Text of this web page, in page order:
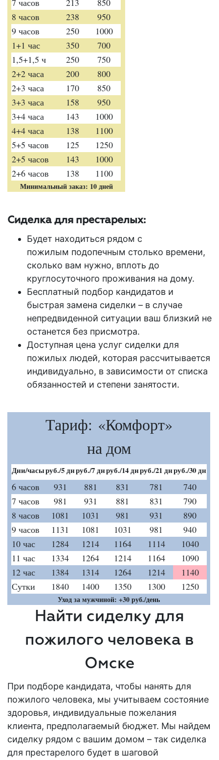
7 часов 213
850
8 часов
238
950
9 часов
250
1000
1+1 час
350
700
1,5+1,5 ч
250
750
2+2 часа
200
800
2+3 часа
170
850
3+3 часа
158
950
3+4 часа
143
1000
4+4 часа
138
1100
5+5 часов
125
1250
2+5 часов
143
1000
2+6 часов
138 1100
Минимальный заказ: 10 дней
Сиделка для престарелых:
Будет находиться рядом с
пожилым подопечным столько времени,
сколько вам нужно, вплоть до
круглосуточного проживания на дому.
Бесплатный подбор кандидатов и
быстрая замена сиделки – в случае
непредвиденной ситуации ваш близкий не
останется без присмотра.
Доступная цена услуг сиделки для
пожилых людей, которая рассчитывается
индивидуально, в зависимости от списка
обязанностей и степени занятости.
Тариф: «Комфорт»
на дом
Дни/часыруб./5 днруб./7 днруб./14 днруб./21 днруб./30 дн
6 часов 931 881 831 781
740
7 часов
981 931 881 831
790
8 часов
1081 1031 981 931
890
9 часов
1131 1081 1031 981
940
10 час
1284 1214 1164 1114
1040
11 час
1334 1264 1214 1164
1090
12 час
1384 1314 1264 1214
1140
Сутки
1840 1400 1350 1300 1250
Уход за мужчиной: +30 руб./день
Найти сиделку для
пожилого человека в
Омске
При подборе кандидата, чтобы нанять для
пожилого человека, мы учитываем состояние
здоровья, индивидуальные пожелания
клиента, предполагаемый бюджет. Мы найдем
сиделку рядом с вашим домом – так сиделка
для престарелого будет в шаговой